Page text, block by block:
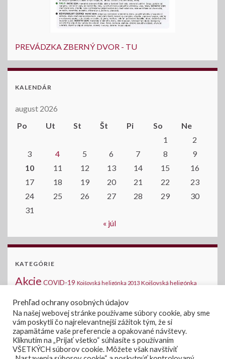
PREVÁDZKA ZBERNÝ DVOR - TU
KALENDÁR
august 2026
Po
Ut St Št Pi So
Ne
1
2
3
4 5 6 7 8
9
10
11 12 13 14 15
16
17
18 19 20 21 22
23
24
25 26 27 28 29
30
31
« júl
KATEGÓRIE
Akcie COVID-19 Kojšovská heligónka 2013 Kojšovská heligónka
šou - Kojšov Novinky na stránke
OznamyVerejné súťaže Voľby Voľby 2019
NRSR 2020 Zasadanie OZÚradná tabuľa
Prehľad ochrany osobných údajov
Na našej webovej stránke používame súbory cookie, aby sme
vám poskytli čo najrelevantnejší zážitok tým, že si
zapamätáme vaše preferencie a opakované návštevy.
Kliknutím na „Prijať všetko“ súhlasíte s používaním
VŠETKÝCH súborov cookie. Môžete však navštíviť